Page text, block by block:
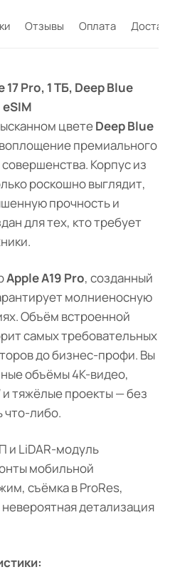
Отзывы Оплата
Pro, 1 ТБ, Deep Blue
цветеDeep Blue
премиального
Корпус из
роскошно выглядит,
прочность и
для тех, кто требует
Apple A19 Pro, созданный
молниеносную
Объём встроенной
самых требовательных
до бизнес-профи. Вы
объёмы 4K-видео,
тяжёлые проекты — без
что-либо.
и LiDAR-модуль
мобильной
съёмка в ProRes,
детализация